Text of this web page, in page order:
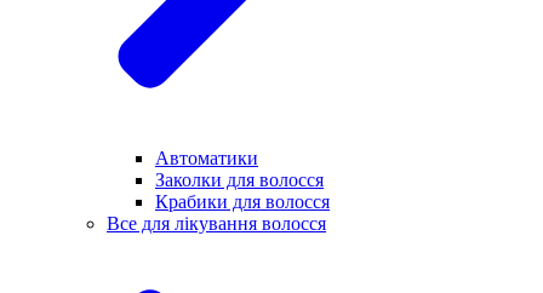
Автоматики
Заколки для волосся
Крабики для волосся
Все для лікування волосся